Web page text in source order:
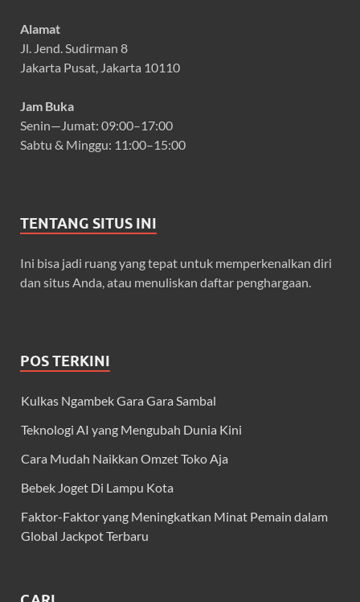
Alamat
Jl. Jend. Sudirman 8
Jakarta Pusat, Jakarta 10110
Jam Buka
Senin—Jumat: 09:00–17:00
Sabtu & Minggu: 11:00–15:00
TENTANG SITUS INI
Ini bisa jadi ruang yang tepat untuk memperkenalkan diri
dan situs Anda, atau menuliskan daftar penghargaan.
POS TERKINI
Kulkas Ngambek Gara Gara Sambal
Teknologi AI yang Mengubah Dunia Kini
Cara Mudah Naikkan Omzet Toko Aja
Bebek Joget Di Lampu Kota
Faktor-Faktor yang Meningkatkan Minat Pemain dalam
Global Jackpot Terbaru